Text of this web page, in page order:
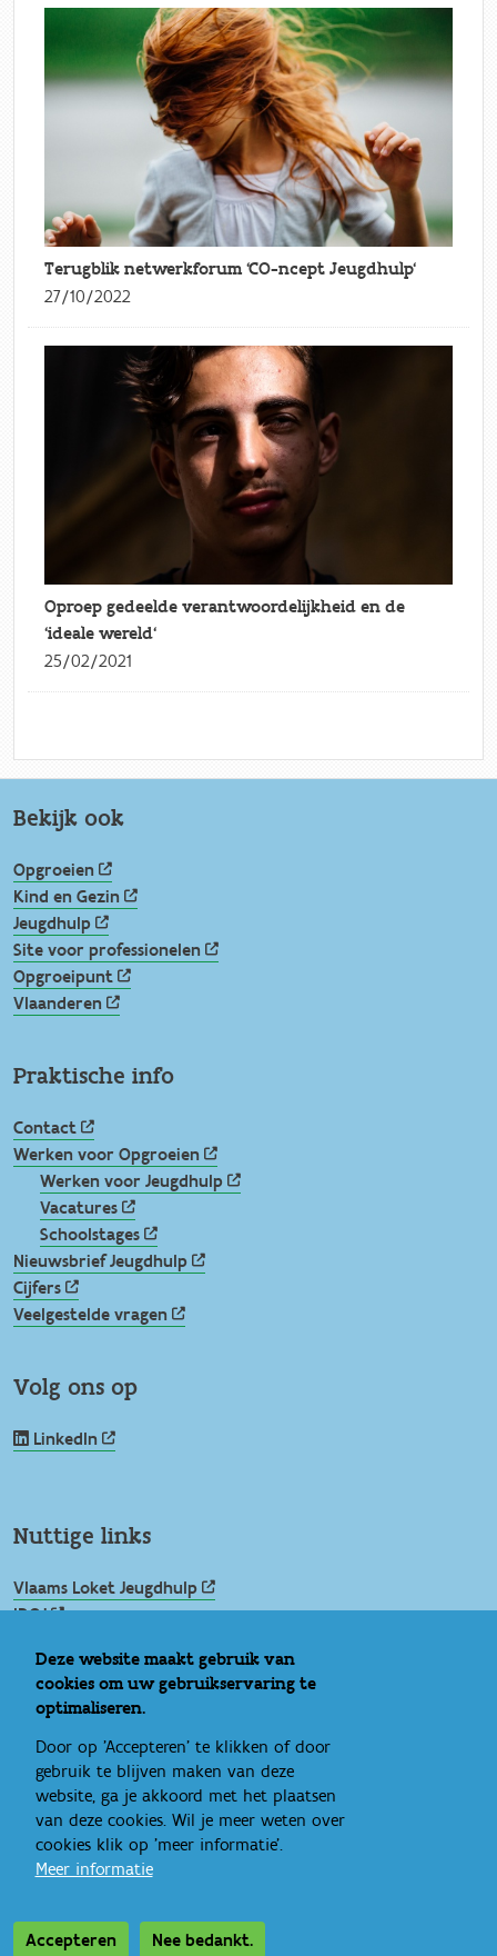
Deze website maakt gebruik van
cookies om uw gebruikservaring te
optimaliseren.
Door op 'Accepteren' te klikken of door
gebruik te blijven maken van deze
website, ga je akkoord met het plaatsen
van deze cookies. Wil je meer weten over
cookies klik op 'meer informatie'.
Meer informatie
Accepteren Nee bedankt.
Terugblik netwerkforum 'CO-ncept Jeugdhulp'
27/10/2022
Oproep gedeelde verantwoordelijkheid en de
'ideale wereld'
25/02/2021
Bekijk ook
Opgroeien
Kind en Gezin
Jeugdhulp
Site voor professionelen
Opgroeipunt
Vlaanderen
Praktische info
Contact
Werken voor Opgroeien
Werken voor Jeugdhulp
Vacatures
Schoolstages
Nieuwsbrief Jeugdhulp
Cijfers
Veelgestelde vragen
Volg ons op
LinkedIn
Nuttige links
Vlaams Loket Jeugdhulp
IROJ
Rechtspositie minderjarige
Ideale wereld
Bandbreedte
Eén gezin, één plan